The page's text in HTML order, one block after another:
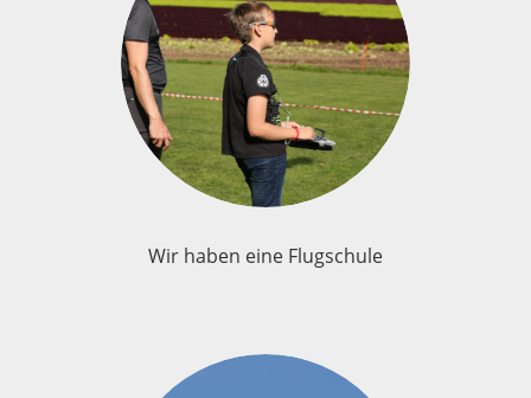
Wir haben eine Flugschule